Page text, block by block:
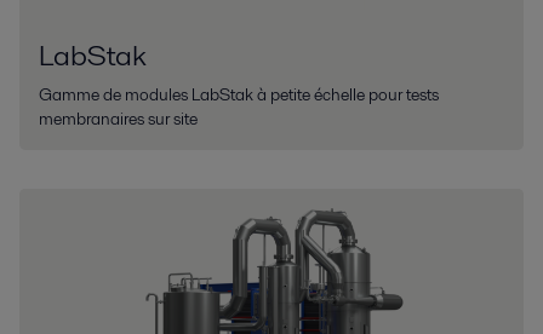
LabStak
Gamme de modules LabStak à petite échelle pour tests
membranaires sur site